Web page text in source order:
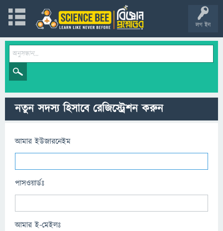
লগ ইন
নতুন সদস্য হিসাবে রেজিস্ট্রেশন করুন
আমার ইউজারনেইম
পাসওয়ার্ডঃ
আমার ই-মেইলঃ